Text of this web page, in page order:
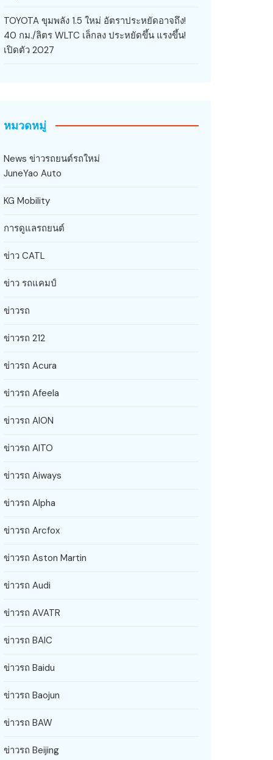
TOYOTA ขุมพลัง 1.5 ใหม่ อัตราประหยัดอาจถึง!
40 กม./ลิตร WLTC เล็กลง ประหยัดขึ้น แรงขึ้น!
เปิดตัว 2027
หมวดหมู่
News ข่าวรถยนต์รถใหม่
JuneYao Auto
KG Mobility
การดูแลรถยนต์
ข่าว CATL
ข่าว รถแคมป์
ข่าวรถ
ข่าวรถ 212
ข่าวรถ Acura
ข่าวรถ Afeela
ข่าวรถ AION
ข่าวรถ AITO
ข่าวรถ Aiways
ข่าวรถ Alpha
ข่าวรถ Arcfox
ข่าวรถ Aston Martin
ข่าวรถ Audi
ข่าวรถ AVATR
ข่าวรถ BAIC
ข่าวรถ Baidu
ข่าวรถ Baojun
ข่าวรถ BAW
ข่าวรถ Beijing